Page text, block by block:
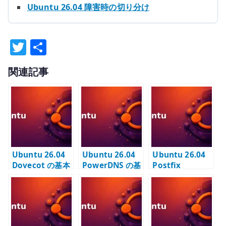
Ubuntu 26.04 障害時の切り分け
T
w
it
r
有
関連記事
Ubuntu 26.04
Dovecot の基本
設定 – IMAP /
Maildir / TLS と
Postfix 連携を
構成する
Ubuntu 26.04
PowerDNS の基
本設定 – 権威
MariaDB
backend を構成
する
Ubuntu 26.04
Postfix
OpenDMARC の
設定 – DMARC
検証と milter 連
携を管理する